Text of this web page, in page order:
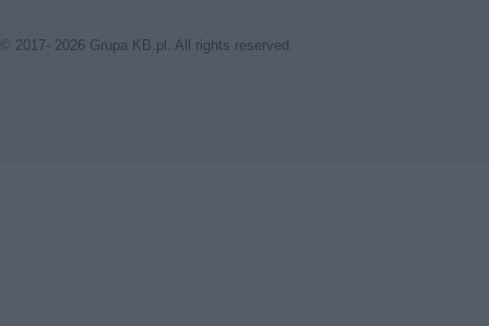
© 2017- 2026 Grupa KB.pl. All rights reserved.